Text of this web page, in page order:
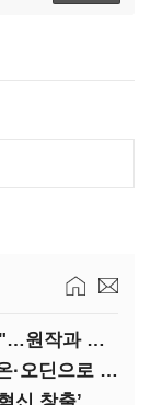
(주목받는 게임)"향수만으론 부족해"…원작과 차별화 성공한 '리니지M'
(주목받는 게임)카카오게임즈, 엘리온·오딘으로 MMORPG 투트랙 공세